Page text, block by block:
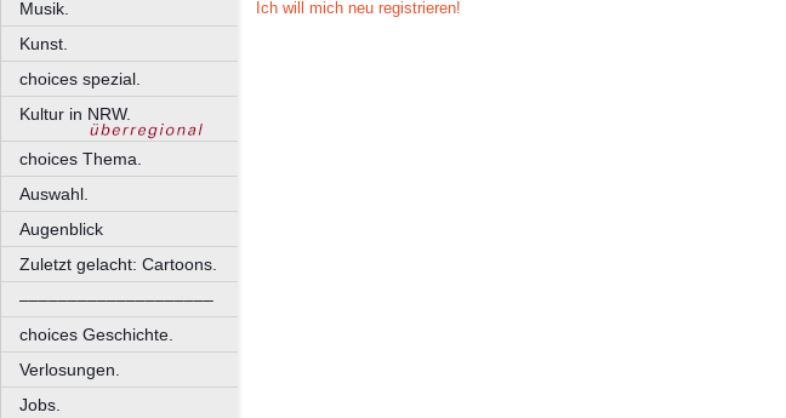
Musik.
Kunst.
choices spezial.
Kultur in NRW.
choices Thema.
Auswahl.
Augenblick
Zuletzt gelacht: Cartoons.
––––––––––––––––––––
choices Geschichte.
Verlosungen.
Jobs.
Ich will mich neu registrieren!